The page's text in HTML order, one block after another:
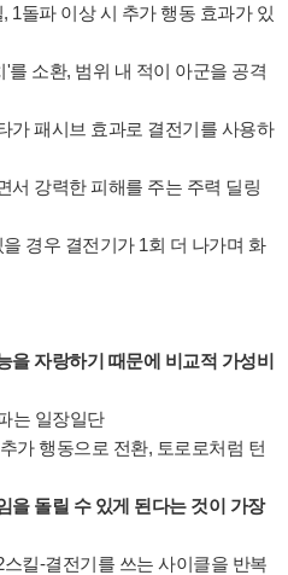
1돌파 이상 시 추가 행동 효과가 있
를 소환, 범위 내 적이 아군을 공격
가 패시브 효과로 결전기를 사용하
서 강력한 피해를 주는 주력 딜링
경우 결전기가 1회 더 나가며 화
을 자랑하기 때문에 비교적 가성비
는 일장일단
가 행동으로 전환, 토로로처럼 턴
을 돌릴 수 있게 된다는 것이 가장
킬-결전기를 쓰는 사이클을 반복